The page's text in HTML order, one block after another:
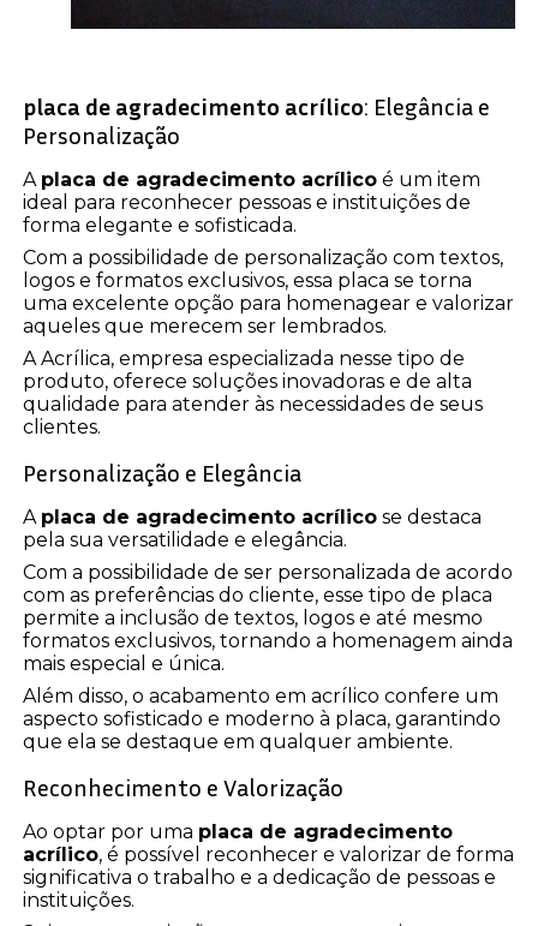
placa de agradecimento acrílico: Elegância e
Personalização
A placa de agradecimento acrílico é um item
ideal para reconhecer pessoas e instituições de
forma elegante e sofisticada.
Com a possibilidade de personalização com textos,
logos e formatos exclusivos, essa placa se torna
uma excelente opção para homenagear e valorizar
aqueles que merecem ser lembrados.
A Acrílica, empresa especializada nesse tipo de
produto, oferece soluções inovadoras e de alta
qualidade para atender às necessidades de seus
clientes.
Personalização e Elegância
A placa de agradecimento acrílico se destaca
pela sua versatilidade e elegância.
Com a possibilidade de ser personalizada de acordo
com as preferências do cliente, esse tipo de placa
permite a inclusão de textos, logos e até mesmo
formatos exclusivos, tornando a homenagem ainda
mais especial e única.
Além disso, o acabamento em acrílico confere um
aspecto sofisticado e moderno à placa, garantindo
que ela se destaque em qualquer ambiente.
Reconhecimento e Valorização
Ao optar por uma placa de agradecimento
acrílico, é possível reconhecer e valorizar de forma
significativa o trabalho e a dedicação de pessoas e
instituições.